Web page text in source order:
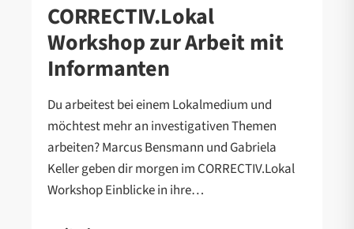
CORRECTIV.Lokal
Workshop zur Arbeit mit
Informanten
Du arbeitest bei einem Lokalmedium und
möchtest mehr an investigativen Themen
arbeiten? Marcus Bensmann und Gabriela
Keller geben dir morgen im CORRECTIV.Lokal
Workshop Einblicke in ihre…